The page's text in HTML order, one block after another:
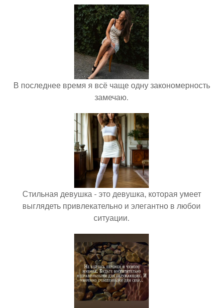
В последнее время я всё чаще одну закономерность
замечаю.
Стильная девушка - это девушка, которая умеет
выглядеть привлекательно и элегантно в любои
ситуации.